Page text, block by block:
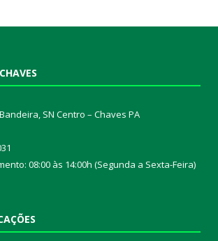
SN Centro – Chaves PA
08:00 às 14:00h (Segunda a Sexta-Feira)